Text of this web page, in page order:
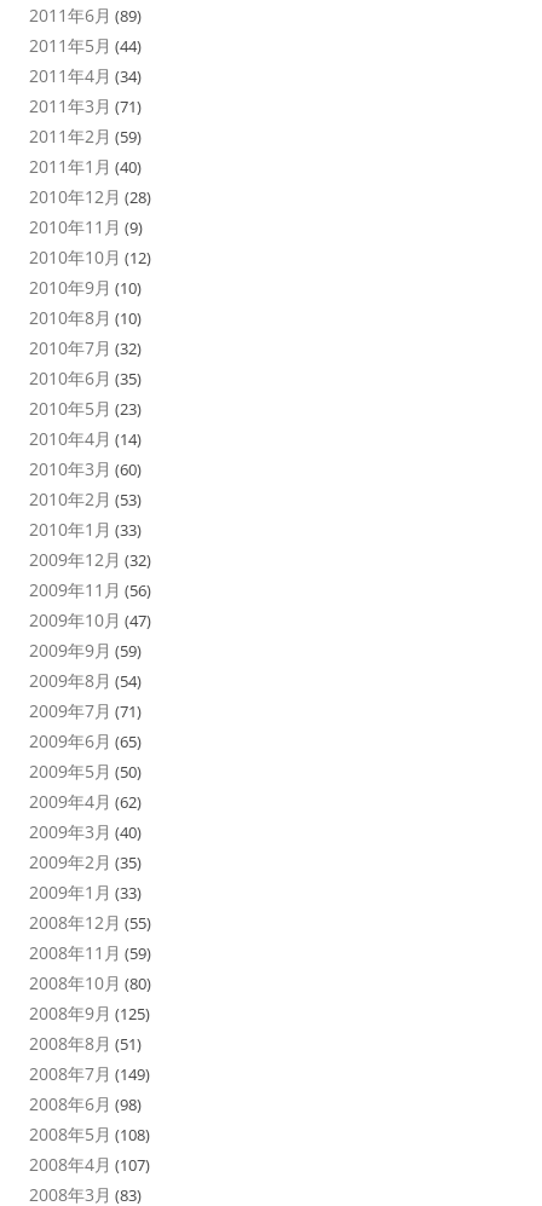
2011年6月 (89)
2011年5月 (44)
2011年4月 (34)
2011年3月 (71)
2011年2月 (59)
2011年1月 (40)
2010年12月 (28)
2010年11月 (9)
2010年10月 (12)
2010年9月 (10)
2010年8月 (10)
2010年7月 (32)
2010年6月 (35)
2010年5月 (23)
2010年4月 (14)
2010年3月 (60)
2010年2月 (53)
2010年1月 (33)
2009年12月 (32)
2009年11月 (56)
2009年10月 (47)
2009年9月 (59)
2009年8月 (54)
2009年7月 (71)
2009年6月 (65)
2009年5月 (50)
2009年4月 (62)
2009年3月 (40)
2009年2月 (35)
2009年1月 (33)
2008年12月 (55)
2008年11月 (59)
2008年10月 (80)
2008年9月 (125)
2008年8月 (51)
2008年7月 (149)
2008年6月 (98)
2008年5月 (108)
2008年4月 (107)
2008年3月 (83)